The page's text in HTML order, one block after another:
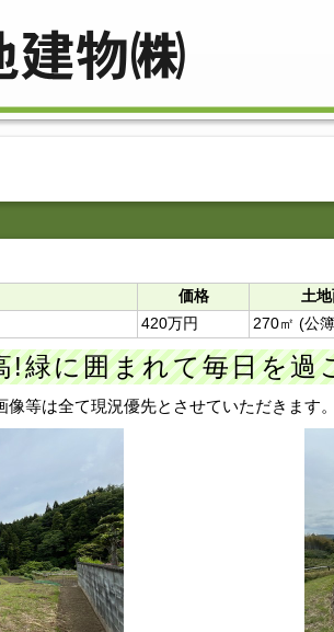
価格 土
420万円 270㎡ (公
!緑に囲まれて毎日を過
像等は全て現況優先とさせていただきます